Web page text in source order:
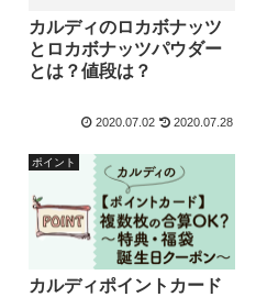
カルディのロカボナッツ
とロカボナッツパウダー
とは？値段は？
2020.07.02 2020.07.28
ポイント
カルディポイントカード